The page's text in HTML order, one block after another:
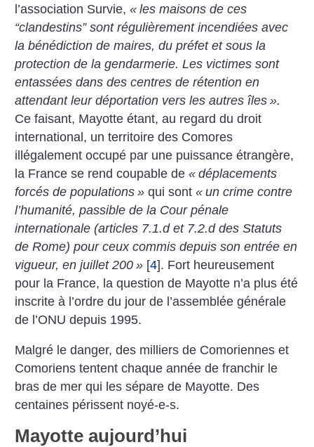
l’association Survie,« les maisons de ces
“clandestins” sont régulièrement incendiées avec
la bénédiction de maires, du préfet et sous la
protection de la gendarmerie. Les victimes sont
entassées dans des centres de rétention en
attendant leur déportation vers les autres îles ».
Ce faisant, Mayotte étant, au regard du droit
international, un territoire des Comores
illégalement occupé par une puissance étrangère,
la France se rend coupable de« déplacements
forcés de populations » qui sont« un crime contre
l’humanité, passible de la Cour pénale
internationale (articles 7.1.d et 7.2.d des Statuts
de Rome) pour ceux commis depuis son entrée en
vigueur, en juillet 200 » [4]. Fort heureusement
pour la France, la question de Mayotte n’a plus été
inscrite à l’ordre du jour de l’assemblée générale
de l’ONU depuis 1995.
Malgré le danger, des milliers de Comoriennes et
Comoriens tentent chaque année de franchir le
bras de mer qui les sépare de Mayotte. Des
centaines périssent noyé-e-s.
Mayotte aujourd’hui